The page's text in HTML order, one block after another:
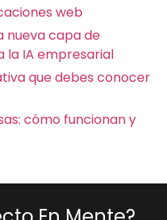
web
nueva capa de
la IA empresarial
que debes conocer
cómo funcionan y